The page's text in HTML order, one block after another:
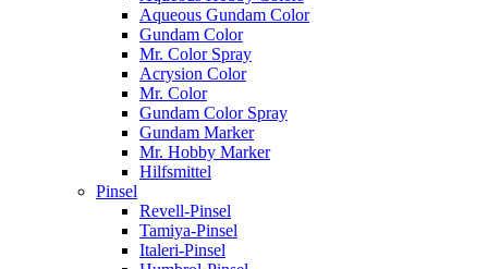
Aqueous Gundam Color
Gundam Color
Mr. Color Spray
Acrysion Color
Mr. Color
Gundam Color Spray
Gundam Marker
Mr. Hobby Marker
Hilfsmittel
Pinsel
Revell-Pinsel
Tamiya-Pinsel
Italeri-Pinsel